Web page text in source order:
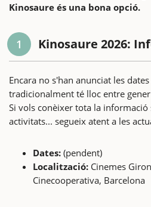
Kinosaure és una bona opció.
1 Kinosaure 2026:
Encara no s'han anunciat les
tradicionalment té lloc entre
Si vols conèixer tota la
activitats... segueix atent a les
Dates: (pendent)
Localització: Cinemes
Cinecooperativa, Barcelona